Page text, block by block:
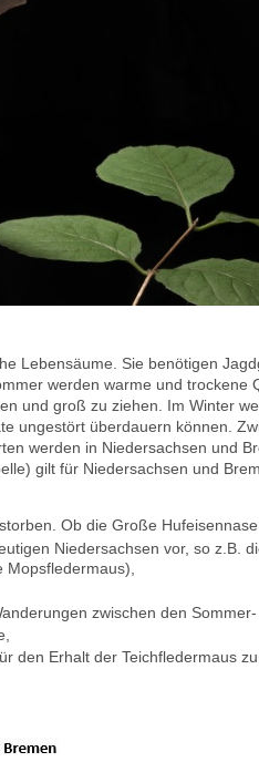
Lebensäume. Sie benötigen
werden warme und trockene
und groß zu ziehen. Im Winter
ungestört überdauern können.
werden in Niedersachsen und
gilt für Niedersachsen und
Ob die Große
Niedersachsen vor, so z.B.
zwischen den
den Erhalt der Teichfledermaus